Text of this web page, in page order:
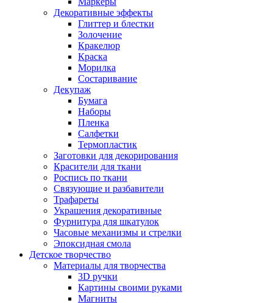
Декоративные эффекты
Глиттер и блестки
Золочение
Кракелюр
Краска
Морилка
Состаривание
Декупаж
Бумага
Наборы
Пленка
Салфетки
Термопластик
Заготовки для декорирования
Красители для ткани
Роспись по ткани
Связующие и разбавители
Трафареты
Украшения декоративные
Фурнитура для шкатулок
Часовые механизмы и стрелки
Эпоксидная смола
Детское творчество
Материалы для творчества
3D ручки
Картины своими руками
Магниты